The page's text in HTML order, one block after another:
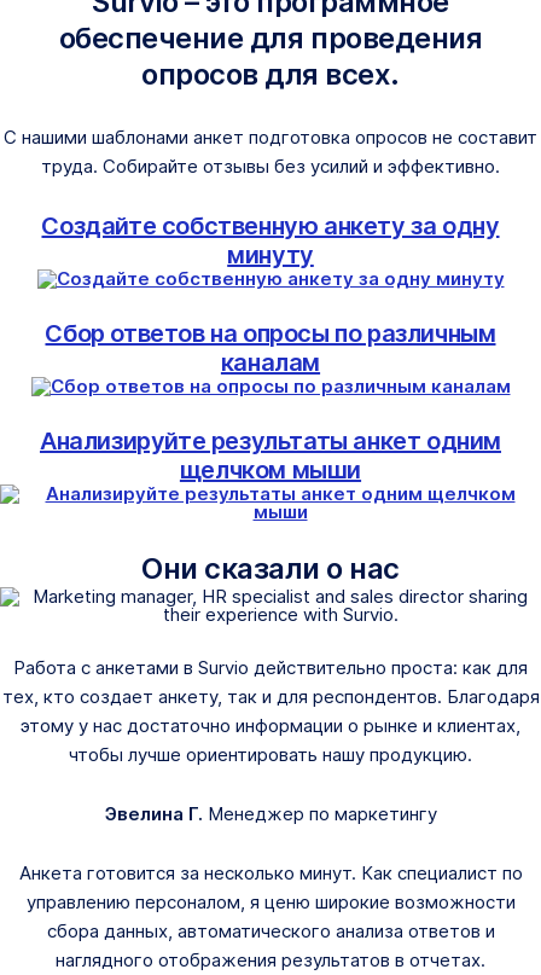
обеспечение для проведения
опросов для всех.
С нашими шаблонами анкет подготовка опросов не составит
труда. Собирайте отзывы без усилий и эффективно.
Создайте собственную анкету за одну
минуту
Сбор ответов на опросы по различным
каналам
Анализируйте результаты анкет одним
щелчком мыши
Они сказали о нас
Работа с анкетами в Survio действительно проста: как для
тех, кто создает анкету, так и для респондентов. Благодаря
этому у нас достаточно информации о рынке и клиентах,
чтобы лучше ориентировать нашу продукцию.
Эвелина Г. Менеджер по маркетингу
Анкета готовится за несколько минут. Как специалист по
управлению персоналом, я ценю широкие возможности
сбора данных, автоматического анализа ответов и
наглядного отображения результатов в отчетах.